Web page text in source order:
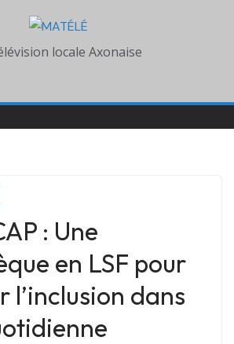
locale Axonaise
: Une
en LSF pour
l’inclusion dans